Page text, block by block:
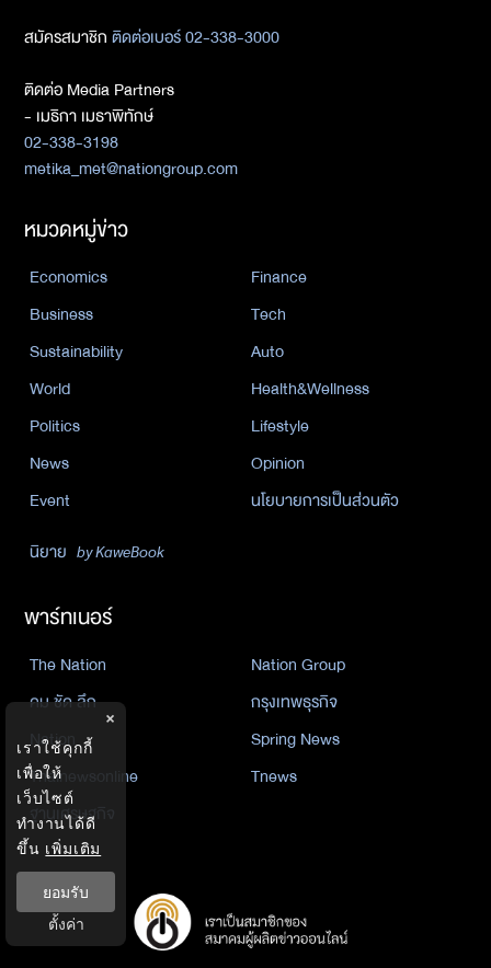
สมัครสมาชิกติดต่อเบอร์ 02-338-3000
ติดต่อ Media Partners
- เมธิกา เมธาพิทักษ์
02-338-3198
metika_met@nationgroup.com
หมวดหมู่ข่าว
Economics
Finance
Business
Tech
Sustainability
Auto
World
Health&Wellness
Politics
Lifestyle
News
Opinion
Event
นโยบายการเป็นส่วนตัว
นิยาย by KaweBook
พาร์ทเนอร์
The Nation
Nation Group
คม ชัด ลึก
กรุงเทพธุรกิจ
Nation
Spring News
Thainewsonline
Tnews
ฐานเศรษฐกิจ
×
เราใช้คุกกี้
เพื่อให้
เว็บไซต์
ทำงานได้ดี
ขึ้น เพิ่มเติม
ยอมรับ
ตั้งค่า